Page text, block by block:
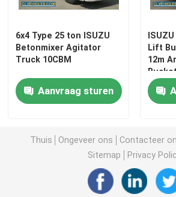
6x4 Type 25 ton ISUZU
Betonmixer Agitator
Truck 10CBM
Aanvraag sturen
Lift
12m
Bucket
Thuis Ongeveer ons Contacteer
Sitemap
Privacy